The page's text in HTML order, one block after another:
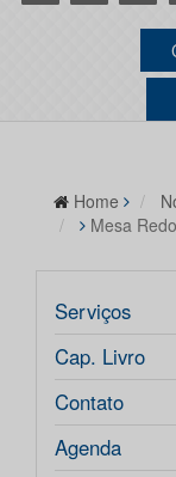
Home
Mesa
Serviços
Cap. Livro
Contato
Agenda